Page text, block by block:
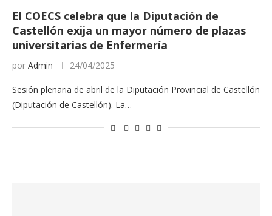
El COECS celebra que la Diputación de
Castellón exija un mayor número de plazas
universitarias de Enfermería
por Admin 24/04/2025
Sesión plenaria de abril de la Diputación Provincial de Castellón
(Diputación de Castellón). La…